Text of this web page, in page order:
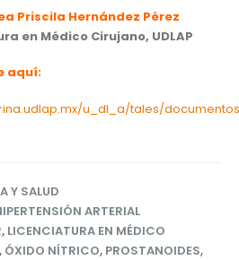
Priscila Hernández Pérez
en Médico Cirujano, UDLAP
aquí:
u_dl_a/tales/
Y SALUD
ARTERIAL
, LICENCIATURA EN MÉDICO
, ÓXIDO NÍTRICO, PROSTANOIDES,